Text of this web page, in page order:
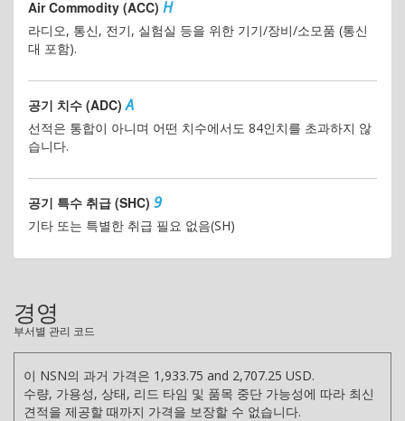
Air Commodity (ACC) H
라디오, 통신, 전기, 실험실 등을 위한 기기/장비/소모품 (통신
대 포함).
공기 치수 (ADC)A
선적은 통합이 아니며 어떤 치수에서도 84인치를 초과하지 않
습니다.
공기 특수 취급 (SHC) 9
기타 또는 특별한 취급 필요 없음(SH)
경영
부서별 관리 코드
이 NSN의 과거 가격은 1,933.75 and 2,707.25 USD.
수량, 가용성, 상태, 리드 타임 및 품목 중단 가능성에 따라 최신
견적을 제공할 때까지 가격을 보장할 수 없습니다.